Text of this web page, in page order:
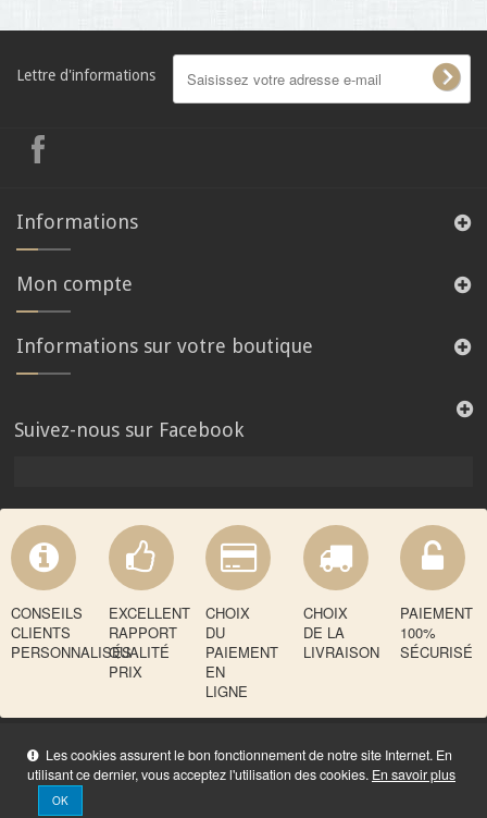
Les cookies assurent le bon fonctionnement de notre site Internet. En
utilisant ce dernier, vous acceptez l'utilisation des cookies. En savoir plus
OK
Lettre d'informations
Informations
Mon compte
Informations sur votre boutique
Suivez-nous sur Facebook
CONSEILS
CLIENTS
PERSONNALISÉS
EXCELLENT
RAPPORT
QUALITÉ
PRIX
CHOIX
DU
PAIEMENT
EN
LIGNE
CHOIX
DE LA
LIVRAISON
PAIEMENT
100%
SÉCURISÉ